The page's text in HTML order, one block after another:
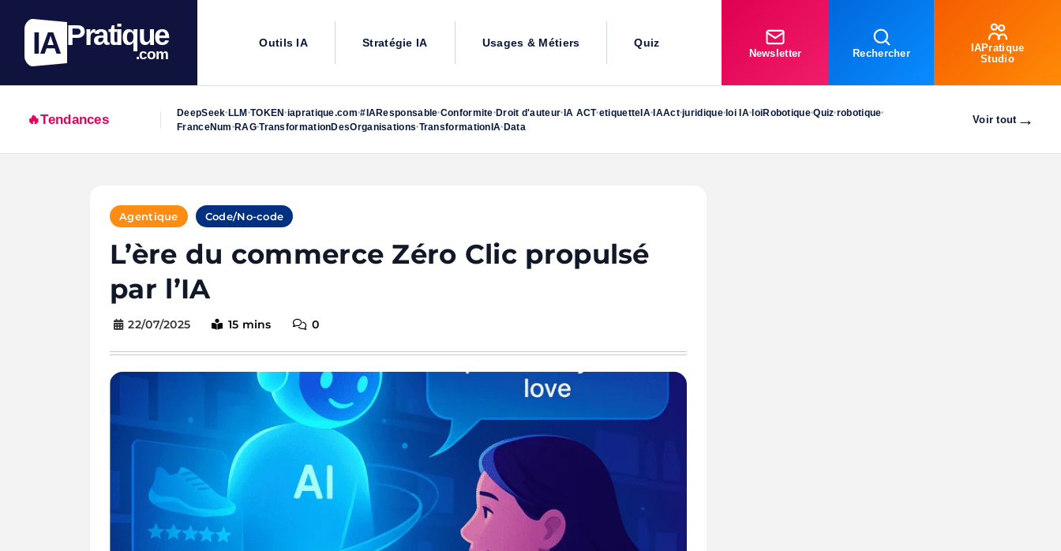
IA Pratique
.com
Outils IA Stratégie IA Usages & Métiers Quiz
Newsletter Rechercher
IAPratique
Studio
🔥Tendances DeepSeek• LLM •TOKEN•iapratique.com•#IAResponsable•Conformite• Droit d'auteur• IA ACT•etiquetteIA• IAAct•juridique• loi IA• loiRobotique•Quiz•robotique•
FranceNum • RAG•TransformationDesOrganisations•TransformationIA• Data
Voir tout→
Agentique Code/No-code
L’ère du commerce Zéro Clic propulsé
par l’IA
22/07/2025 15 mins 0